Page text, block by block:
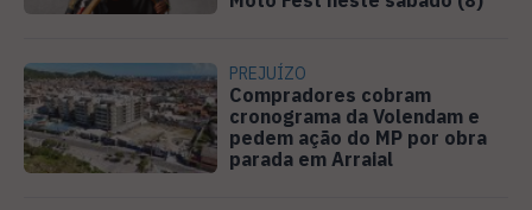
PREJUÍZO
Compradores cobram
cronograma da Volendam e
pedem ação do MP por obra
parada em Arraial